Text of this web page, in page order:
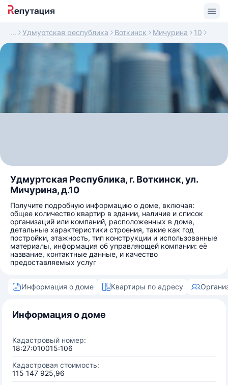
Удмуртская республика Воткинск Мичурина 10
Удмуртская Республика, г. Воткинск, ул.
Мичурина, д.10
Получите подробную информацию о доме, включая:
общее количество квартир в здании, наличие и список
организаций или компаний, расположенных в доме,
детальные характеристики строения, такие как год
постройки, этажность, тип конструкции и использованные
материалы, информация об управляющей компании: её
название, контактные данные, и качество
предоставляемых услуг
Информация о доме Квартиры по адресу
Информация о доме
Кадастровый номер:
18:27:010015:106
Кадастровая стоимость:
115 147 925,96